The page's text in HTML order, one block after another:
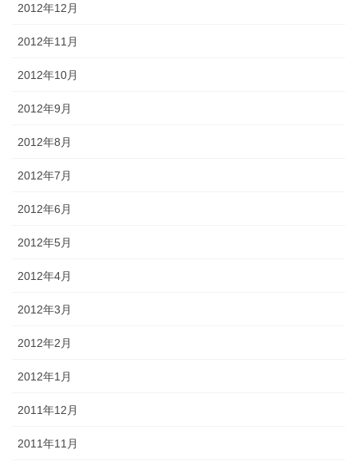
2012年12月
2012年11月
2012年10月
2012年9月
2012年8月
2012年7月
2012年6月
2012年5月
2012年4月
2012年3月
2012年2月
2012年1月
2011年12月
2011年11月